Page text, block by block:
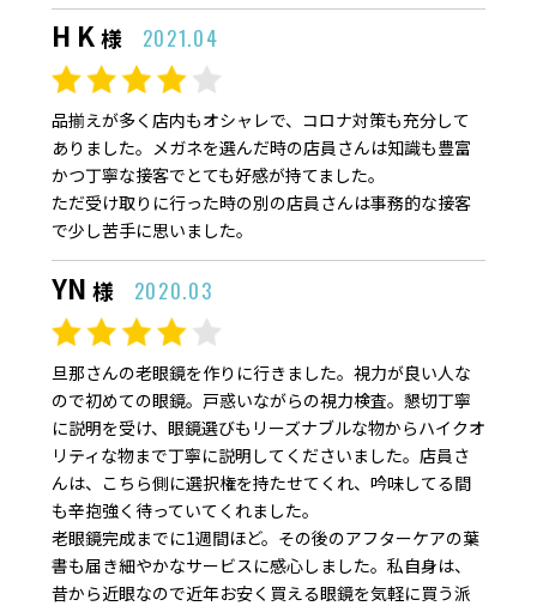
H K 様 2021.04
品揃えが多く店内もオシャレで、コロナ対策も充分して
ありました。メガネを選んだ時の店員さんは知識も豊富
かつ丁寧な接客でとても好感が持てました。
ただ受け取りに行った時の別の店員さんは事務的な接客
で少し苦手に思いました。
YN 様 2020.03
旦那さんの老眼鏡を作りに行きました。視力が良い人な
ので初めての眼鏡。戸惑いながらの視力検査。懇切丁寧
に説明を受け、眼鏡選びもリーズナブルな物からハイクオ
リティな物まで丁寧に説明してくださいました。店員さ
んは、こちら側に選択権を持たせてくれ、吟味してる間
も辛抱強く待っていてくれました。
老眼鏡完成までに1週間ほど。その後のアフターケアの葉
書も届き細やかなサービスに感心しました。私自身は、
昔から近眼なので近年お安く買える眼鏡を気軽に買う派